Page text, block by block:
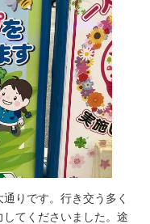
りです。行き交う多く
てくださいました。途